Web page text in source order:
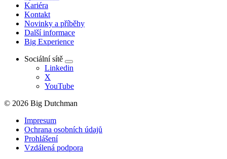
Kariéra
Kontakt
Novinky a příběhy
Další informace
Big Experience
Sociální sítě
Linkedin
X
YouTube
© 2026 Big Dutchman
Impresum
Ochrana osobních údajů
Prohlášení
Vzdálená podpora